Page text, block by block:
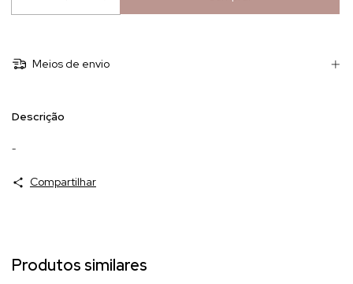
Meios de envio
Descrição
-
Compartilhar
Produtos similares